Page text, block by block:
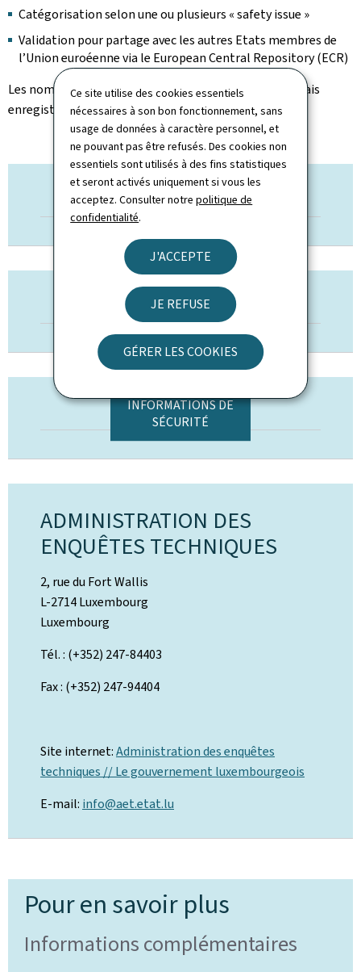
Ce site utilise des cookies essentiels
nécessaires à son bon fonctionnement, sans
usage de données à caractère personnel, et
ne pouvant pas être refusés. Des cookies non
essentiels sont utilisés à des fins statistiques
et seront activés uniquement si vous les
acceptez. Consulter notrepolitique de
confidentialité.
J'ACCEPTE
JE REFUSE
GÉRER LES COOKIES
Catégorisation selon une ou plusieurs « safety issue »
Validation pour partage avec les autres Etats membres de
l’Union euroéenne via le European Central Repository (ECR)
Les noms et autres données personnelles ne sont jamais
enregistrés dans la base de données.
COMMENT
RAPPORTER?
ANNUAL SAFETY
INFORMATIONS DE
SÉCURITÉ
ADMINISTRATION DES
ENQUÊTES TECHNIQUES
2, rue du Fort Wallis
L-2714 Luxembourg
Luxembourg
Tél. : (+352) 247-84403
Fax : (+352) 247-94404
Site internet:Administration des enquêtes
techniques // Le gouvernement luxembourgeois
E-mail: info@aet.etat.lu
Pour en savoir plus
Informations complémentaires